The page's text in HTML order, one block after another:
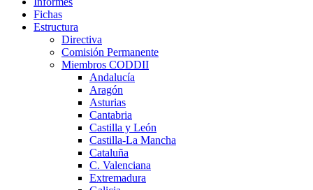
Fichas
Estructura
Directiva
Comisión Permanente
Miembros CODDII
Andalucía
Aragón
Asturias
Cantabria
Castilla y León
Castilla-La Mancha
Cataluña
C. Valenciana
Extremadura